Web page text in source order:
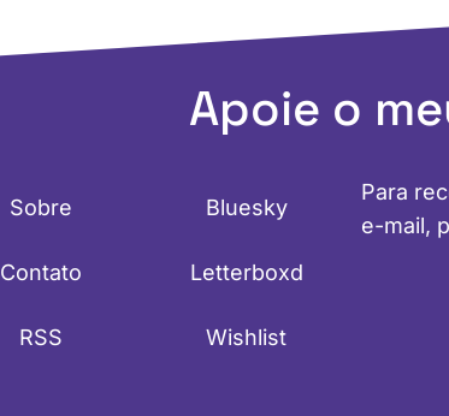
Apoie o
Sobre
Contato
RSS
Bluesky
Letterboxd
Wishlist
Para
e-mail,